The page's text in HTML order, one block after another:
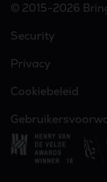
© 2015-2026
Security
Privacy
Cookiebeleid